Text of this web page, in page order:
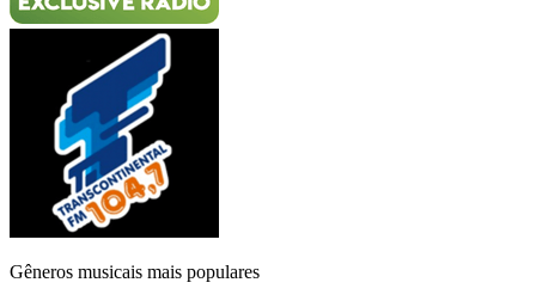
Gêneros musicais mais populares